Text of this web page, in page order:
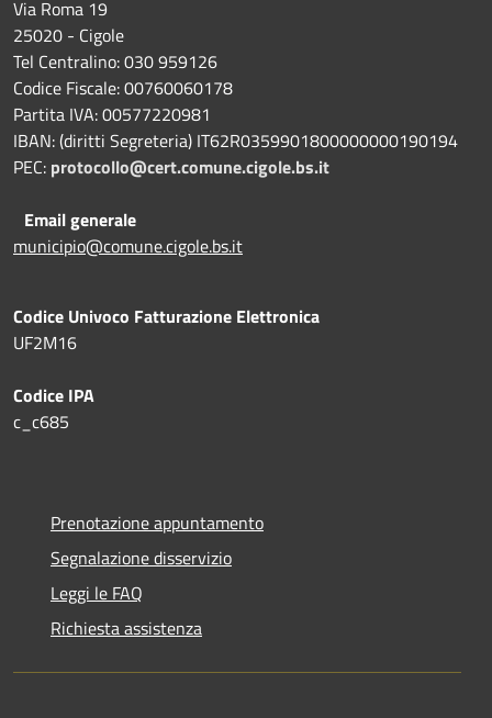
Via Roma 19
25020 - Cigole
Tel Centralino: 030 959126
Codice Fiscale: 00760060178
Partita IVA: 00577220981
IBAN: (diritti Segreteria) IT62R0359901800000000190194
PEC: protocollo@cert.comune.cigole.bs.it
Email generale
municipio@comune.cigole.bs.it
Codice Univoco Fatturazione Elettronica
UF2M16
Codice IPA
c_c685
Prenotazione appuntamento
Segnalazione disservizio
Leggi le FAQ
Richiesta assistenza